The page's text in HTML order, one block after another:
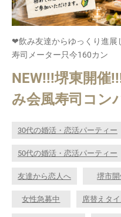
❤飲み友達からゆっくり進
寿司メーター只今160カン
NEW!!!堺東開
み会風寿司コン
30代の婚活・恋活パーティー
50代の婚活・恋活パーティー
友達から恋人へ 堺市開
女性急募中 席替えタ